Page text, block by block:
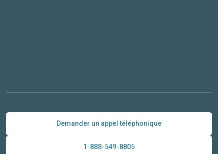
Demander un appel téléphonique
1-888-549-8805